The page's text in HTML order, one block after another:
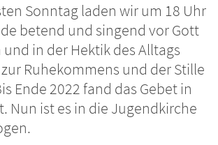
Sonntag laden wir um 18 Uhr
betend und singend vor Gott
in der Hektik des Alltags
Ruhekommens und der Stille
Ende 2022 fand das Gebet in
Nun ist es in die Jugendkirche